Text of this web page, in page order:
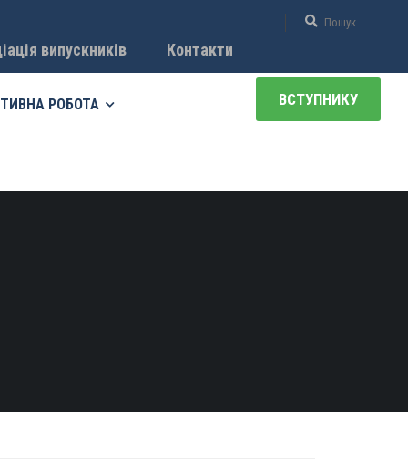
випускників Контакти
РОБОТА ВСТУПНИКУ